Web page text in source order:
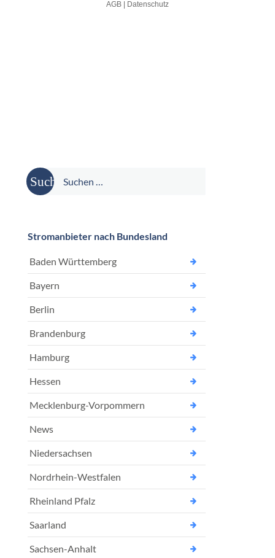
Suche
nach:
Stromanbieter nach Bundesland
Baden Württemberg
Bayern
Berlin
Brandenburg
Hamburg
Hessen
Mecklenburg-Vorpommern
News
Niedersachsen
Nordrhein-Westfalen
Rheinland Pfalz
Saarland
Sachsen-Anhalt